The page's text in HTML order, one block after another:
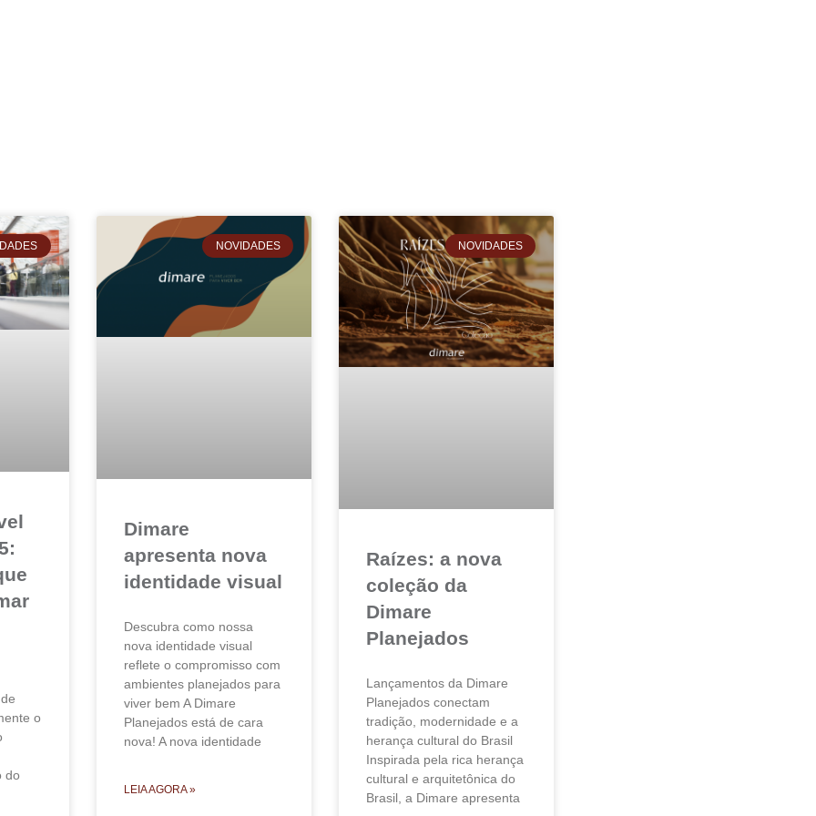
o
do
NOVIDADES
Dimare
apresenta nova
identidade visual
Descubra como nossa
nova identidade visual
reflete o compromisso com
ambientes planejados para
viver bem A Dimare
Planejados está de cara
nova! A nova identidade
LEIA AGORA »
NOVIDADES
Raízes: a nova
coleção da
Dimare
Planejados
Lançamentos da Dimare
Planejados conectam
tradição, modernidade e a
herança cultural do Brasil
Inspirada pela rica herança
cultural e arquitetônica do
Brasil, a Dimare apresenta